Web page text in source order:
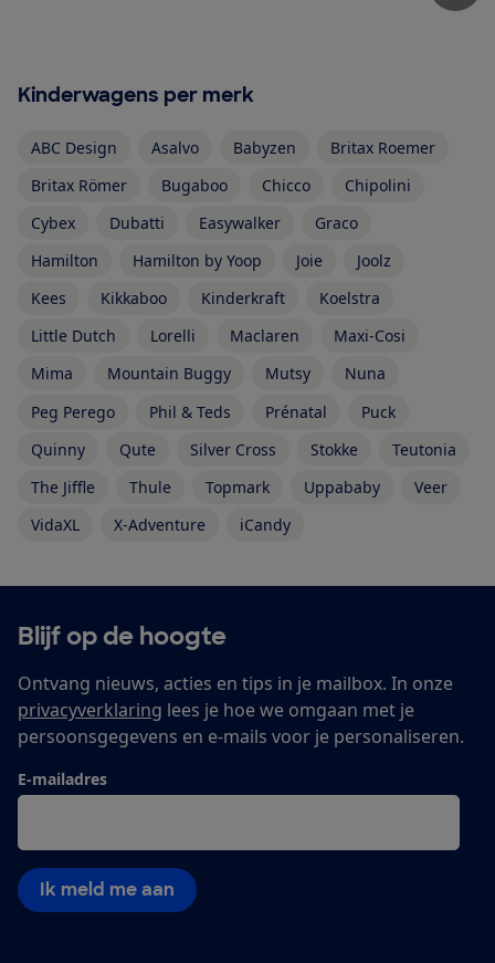
Kinderwagens per merk
ABC Design Asalvo Babyzen
Britax Roemer
Britax Römer
Bugaboo Chicco
Chipolini
Cybex
Dubatti Easywalker
Graco
Hamilton
Hamilton by Yoop Joie
Joolz
Kees
Kikkaboo Kinderkraft
Koelstra
Little Dutch
Lorelli Maclaren
Maxi-Cosi
Mima
Mountain Buggy Mutsy
Nuna
Peg Perego
Phil & Teds Prénatal
Puck
Quinny
Qute Silver Cross Stokke
Teutonia
The Jiffle
Thule Topmark Uppababy
Veer
VidaXL
X-Adventure iCandy
Blijf op de hoogte
Ontvang nieuws, acties en tips in je mailbox. In onze
privacyverklaring lees je hoe we omgaan met je
persoonsgegevens en e-mails voor je personaliseren.
E-mailadres
Ik meld me aan